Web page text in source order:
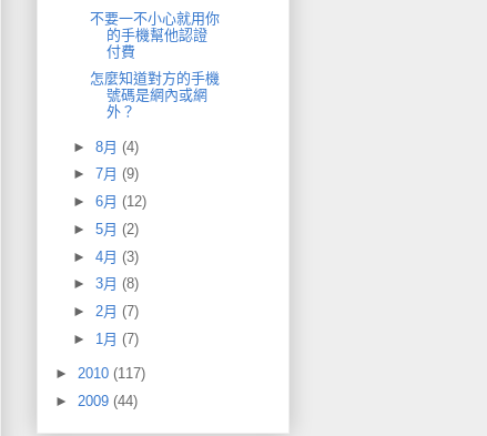
不要一不小心就用你
的手機幫他認證
付費
怎麼知道對方的手機
號碼是網內或網
外？
► 8月 (4)
► 7月 (9)
► 6月 (12)
► 5月 (2)
► 4月 (3)
► 3月 (8)
► 2月 (7)
► 1月 (7)
► 2010 (117)
► 2009 (44)